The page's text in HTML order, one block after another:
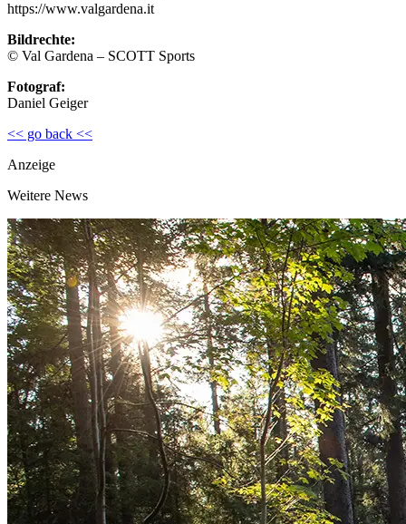
https://www.valgardena.it
Bildrechte:
© Val Gardena – SCOTT Sports
Fotograf:
Daniel Geiger
<< go back <<
Anzeige
Weitere News